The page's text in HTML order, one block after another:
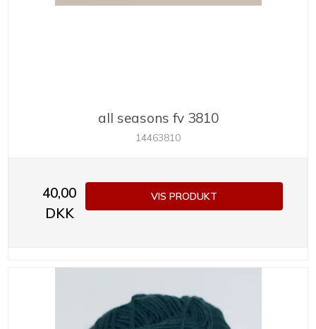
all seasons fv 3810
14463810
40,00
DKK
VIS PRODUKT